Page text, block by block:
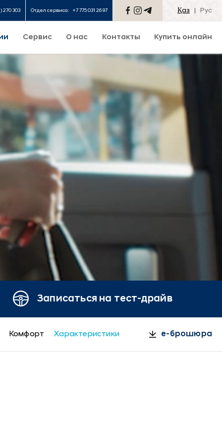
270 303 Отдел сервиса: +7 775 031 26 97 Қаз Рус
Сервис О нас Контакты Купить онлайн
Записаться на тест-драйв
Комфорт Характеристики e-брошюра